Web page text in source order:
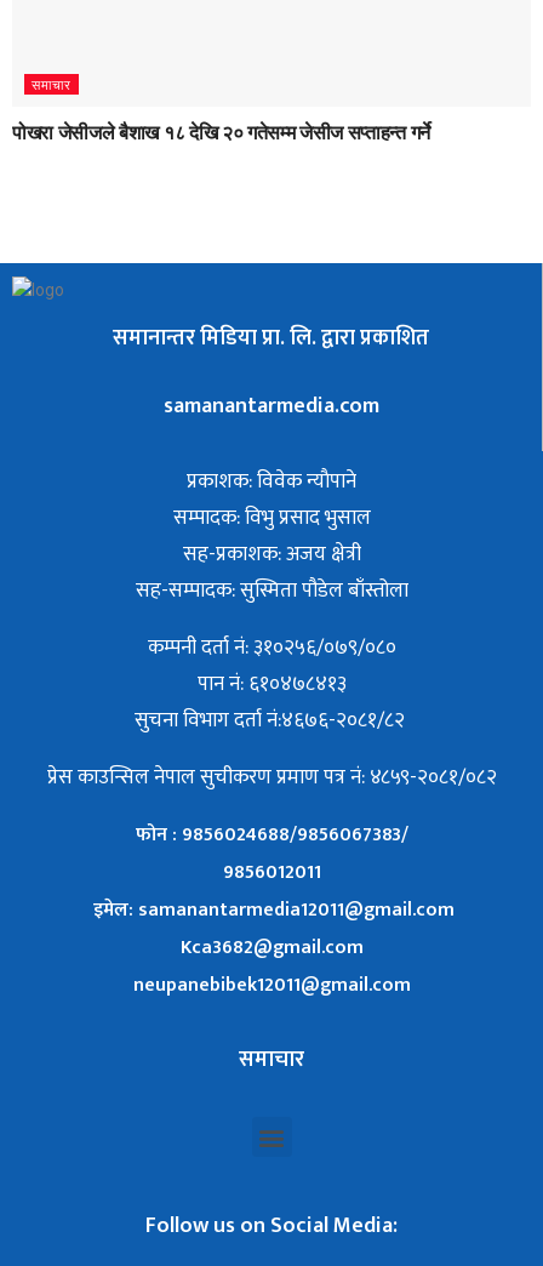
समाचार
पोखरा जेसीजले बैशाख १८ देखि २० गतेसम्म जेसीज सप्ताहन्त गर्ने
समानान्तर मिडिया प्रा. लि. द्वारा प्रकाशित
samanantarmedia.com
प्रकाशक: विवेक न्याैपाने
सम्पादक: विभु प्रसाद भुसाल
सह-प्रकाशक: अजय क्षेत्री
सह-सम्पादक: सुस्मिता पौडेल बाँस्तोला
कम्पनी दर्ता नं: ३१०२५६/०७९/०८०
पान नं: ६१०४७८४१३
सुचना विभाग दर्ता नं:४६७६-२०८१/८२
प्रेस काउन्सिल नेपाल सुचीकरण प्रमाण पत्र नं: ४८५९-२०८१/०८२
फोन : 9856024688/9856067383/
9856012011
इमेल: samanantarmedia12011@gmail.com
Kca3682@gmail.com
neupanebibek12011@gmail.com
समाचार
Follow us on Social Media: